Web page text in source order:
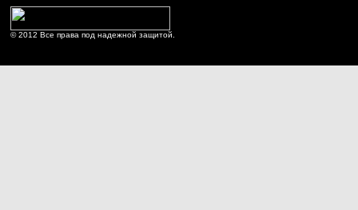
© 2012 Все права под надежной защитой.